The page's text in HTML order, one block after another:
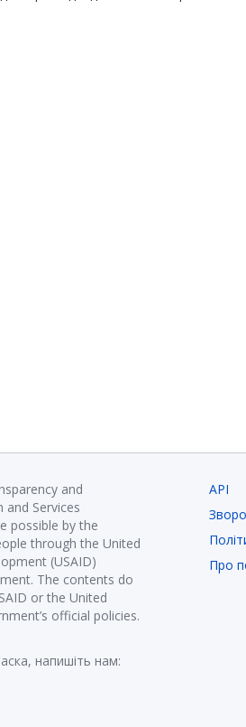
and
and Services
possible by the
through the United
(USAID)
The contents do
or the United
official policies.
напишіть нам:
API
Про